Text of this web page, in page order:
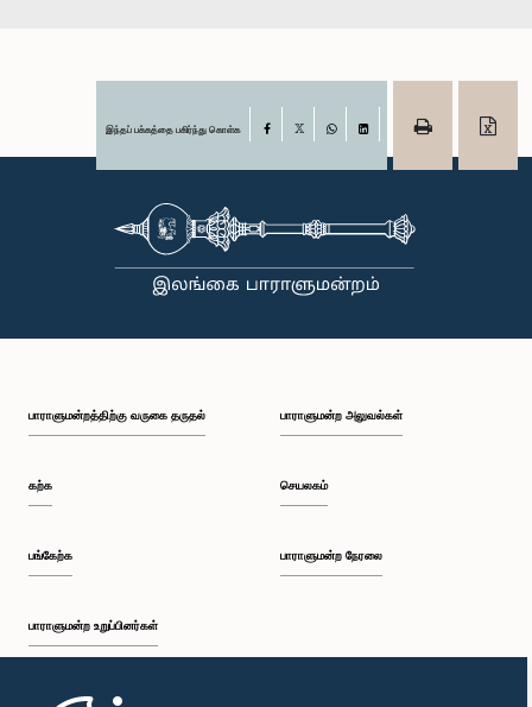
இந்தப் பக்கத்தை பகிர்ந்து கொள்க Facebook
பாராளுமன்றத்திற்கு வருகை தருதல்
கற்க
பங்கேற்க
பாராளுமன்ற உறுப்பினர்கள்
முதற்பக்கம்
பாராளுமன்ற அலுவல்கள்
செயலகம்
பாராளுமன்ற நேரலை